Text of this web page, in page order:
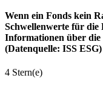
Wenn ein Fonds kein
Schwellenwerte für
Informationen über
(Datenquelle: ISS ESG)
4 Stern(e)